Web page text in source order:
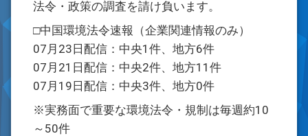
法令・政策の調査を請け負います。
□中国環境法令速報（企業関連情報のみ）
07月23日配信：中央1件、地方6件
07月21日配信：中央2件、地方11件
07月19日配信：中央3件、地方0件
※実務面で重要な環境法令・規制は毎週約10
～50件